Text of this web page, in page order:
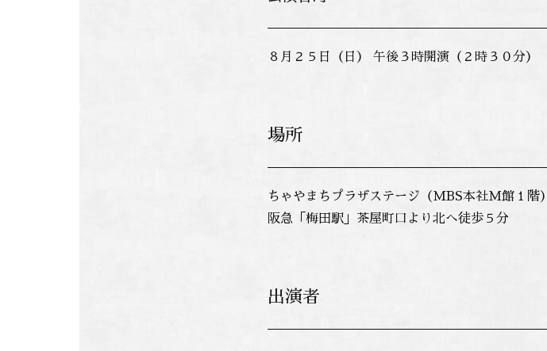
８月２５日（日） 午後３時開演（２時３０分）
場所
ちゃやまちプラザステージ（MBS本社M館１階）
阪急「梅田駅」茶屋町口より北へ徒歩５分
出演者